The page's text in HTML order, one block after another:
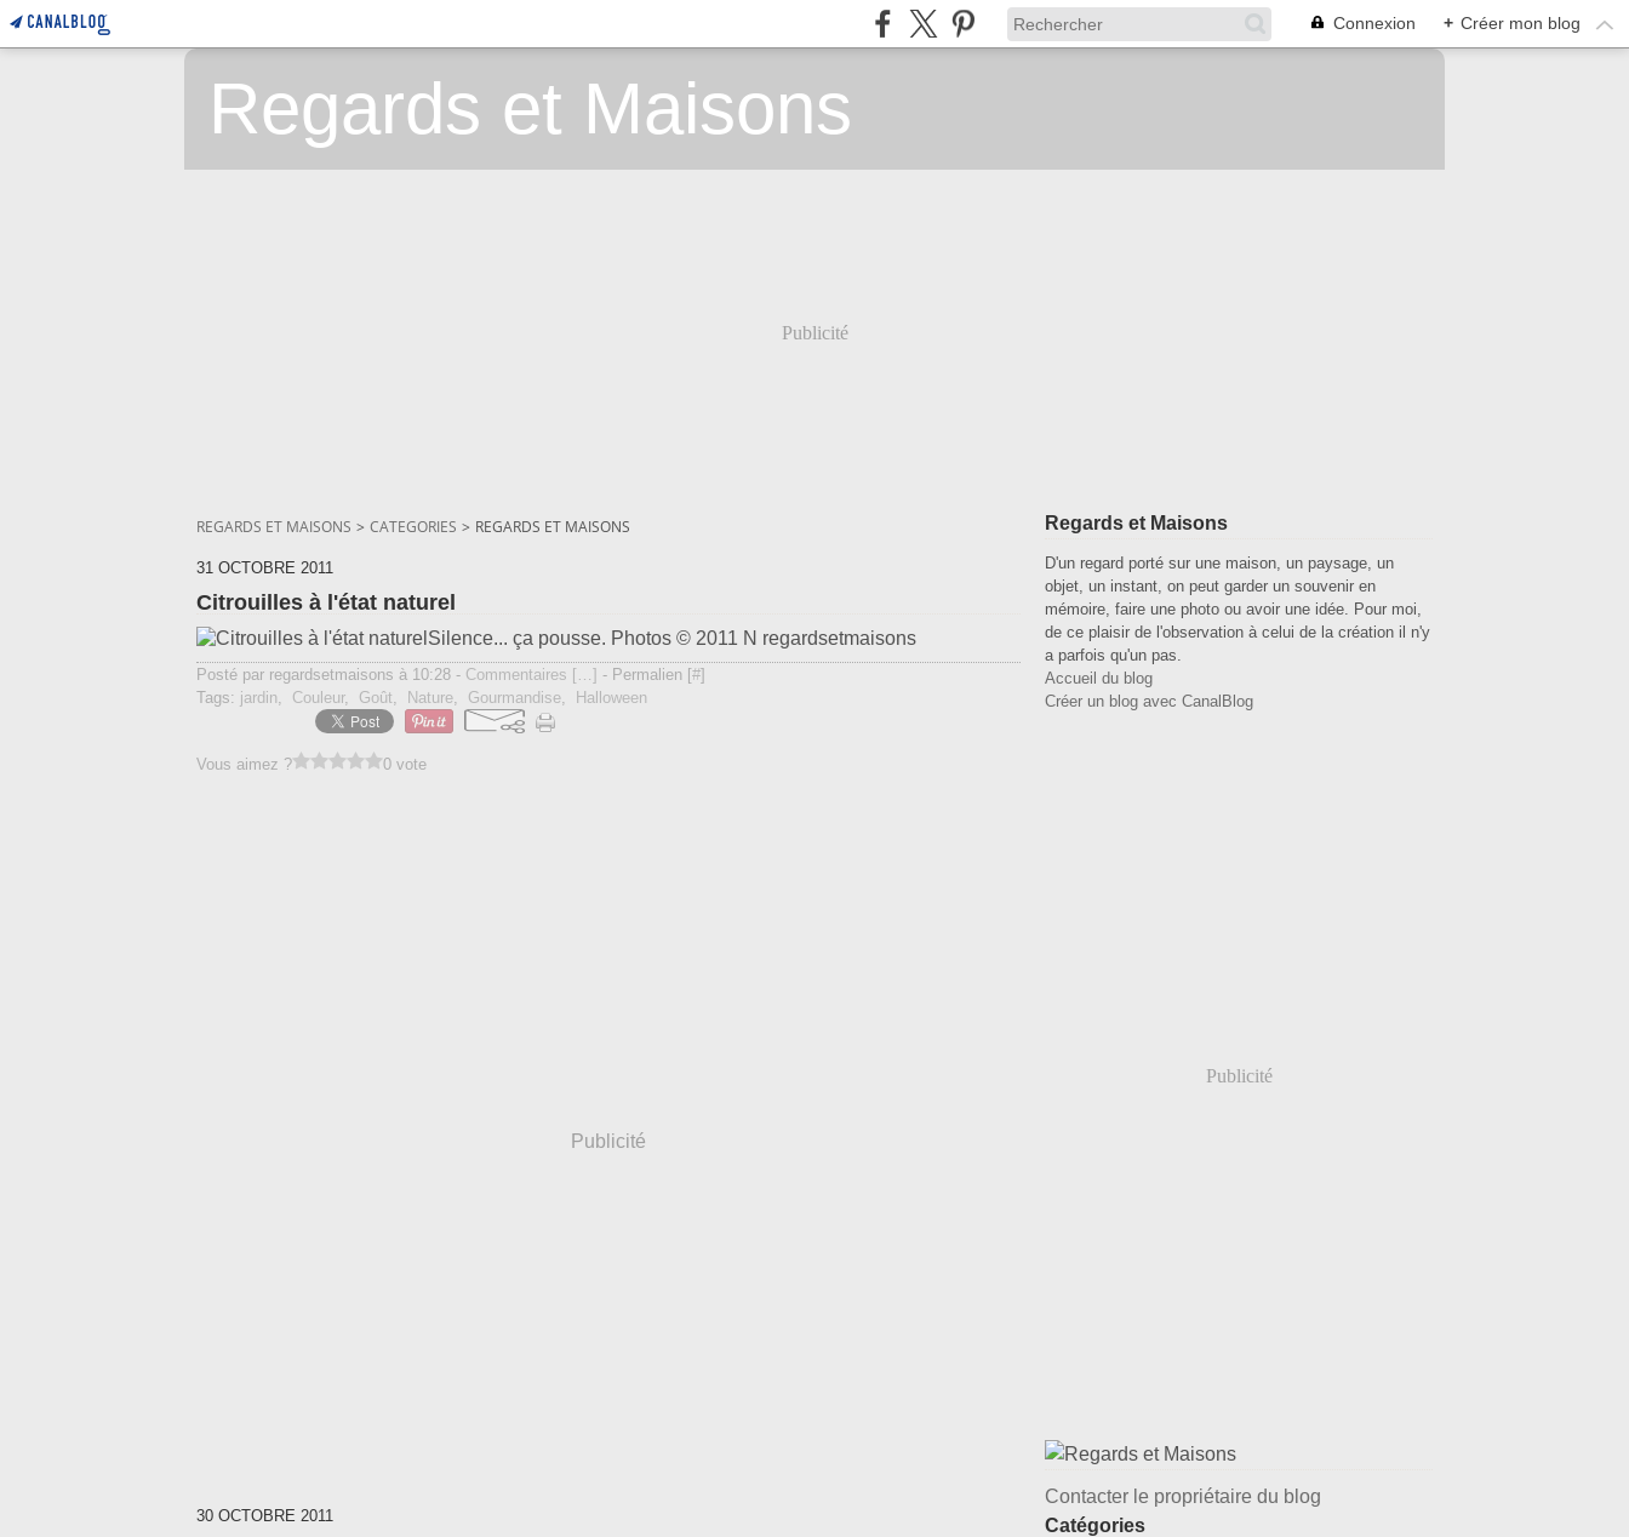
Connexion + Créer mon blog
Regards et Maisons
Publicité
REGARDS ET MAISONS > CATEGORIES > REGARDS ET MAISONS
31 OCTOBRE 2011
Citrouilles à l'état naturel
Silence... ça pousse. Photos © 2011 N regardsetmaisons
Posté par regardsetmaisons à 10:28 - Commentaires [ …] - Permalien [#]
Tags: jardin, Couleur, Goût, Nature, Gourmandise, Halloween
Vous aimez ? 0 vote
Publicité
30 OCTOBRE 2011
Regards et Maisons
D'un regard porté sur une maison, un paysage, un
objet, un instant, on peut garder un souvenir en
mémoire, faire une photo ou avoir une idée. Pour moi,
de ce plaisir de l'observation à celui de la création il n'y
a parfois qu'un pas.
Accueil du blog
Créer un blog avec CanalBlog
Publicité
Contacter le propriétaire du blog
Catégories